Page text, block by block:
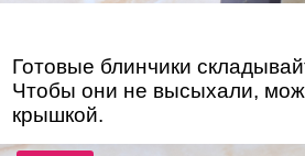
Готовые блинчики
Чтобы они не высыхали,
крышкой.